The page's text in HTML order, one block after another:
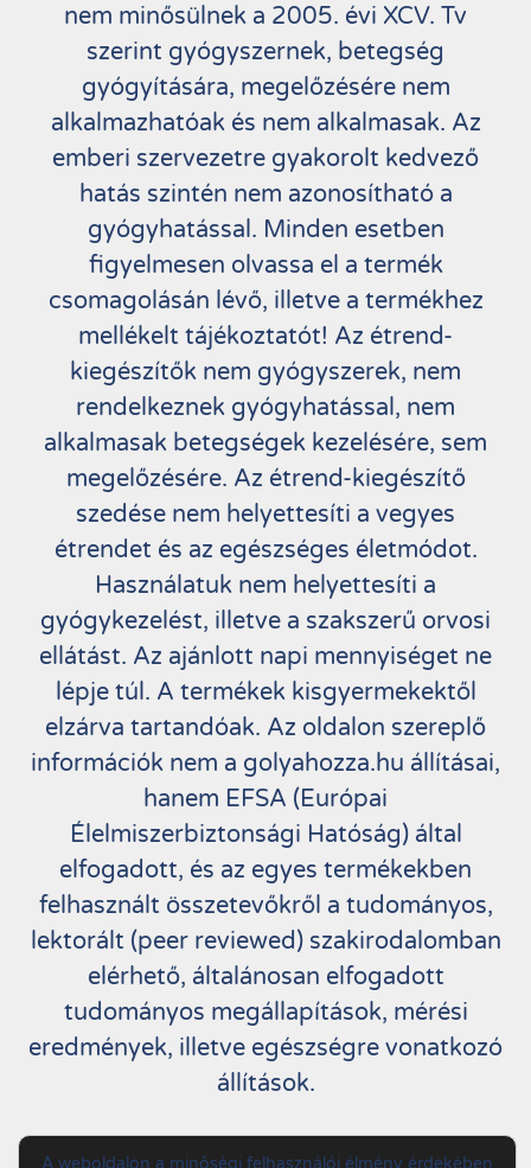
nem minősülnek a 2005. évi XCV. Tv
szerint gyógyszernek, betegség
gyógyítására, megelőzésére nem
alkalmazhatóak és nem alkalmasak. Az
emberi szervezetre gyakorolt kedvező
hatás szintén nem azonosítható a
gyógyhatással. Minden esetben
figyelmesen olvassa el a termék
csomagolásán lévő, illetve a termékhez
mellékelt tájékoztatót! Az étrend-
kiegészítők nem gyógyszerek, nem
rendelkeznek gyógyhatással, nem
alkalmasak betegségek kezelésére, sem
megelőzésére. Az étrend-kiegészítő
szedése nem helyettesíti a vegyes
étrendet és az egészséges életmódot.
Használatuk nem helyettesíti a
gyógykezelést, illetve a szakszerű orvosi
ellátást. Az ajánlott napi mennyiséget ne
lépje túl. A termékek kisgyermekektől
elzárva tartandóak. Az oldalon szereplő
információk nem a golyahozza.hu állításai,
hanem EFSA (Európai
Élelmiszerbiztonsági Hatóság) által
elfogadott, és az egyes termékekben
felhasznált összetevőkről a tudományos,
lektorált (peer reviewed) szakirodalomban
elérhető, általánosan elfogadott
tudományos megállapítások, mérési
eredmények, illetve egészségre vonatkozó
állítások.
Copyright by Golyahozza.hu. All Rights
A weboldalon a minőségi felhasználói élmény érdekében